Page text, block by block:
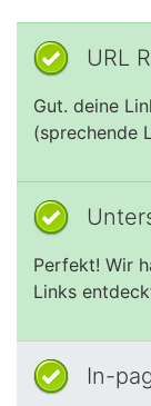
URL
Gut. deine
(sprechende
Perfekt! Wir
Links
In-